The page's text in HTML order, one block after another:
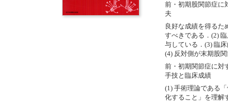
前・初期股関節症に
夫
良好な成績を得るた
すべきである．(2)
与している．(3) 臨
(4) 反対側が末期股
前・初期関節症に対
手技と臨床成績
(1) 手術理論である
化すること」を理解